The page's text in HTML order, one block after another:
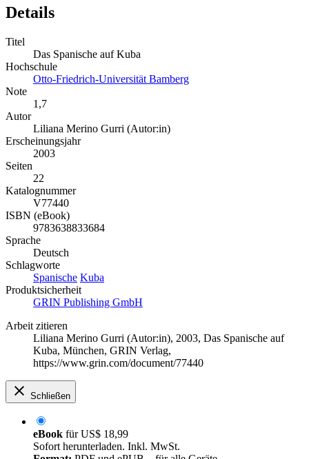
Details
Titel
Das Spanische auf Kuba
Hochschule
Otto-Friedrich-Universität Bamberg
Note
1,7
Autor
Liliana Merino Gurri (Autor:in)
Erscheinungsjahr
2003
Seiten
22
Katalognummer
V77440
ISBN (eBook)
9783638833684
Sprache
Deutsch
Schlagworte
Spanische Kuba
Produktsicherheit
GRIN Publishing GmbH
Arbeit zitieren
Liliana Merino Gurri (Autor:in), 2003, Das Spanische auf
Kuba, München, GRIN Verlag,
https://www.grin.com/document/77440
Schließen
eBook fürUS$ 18,99
Sofort herunterladen. Inkl. MwSt.